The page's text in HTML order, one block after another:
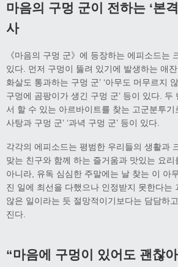
마음의 구멍 군이 전하는 ‘본
사
《마음의 구멍 군》에 등장하는 에피소드는
있다. 먼저 구멍이 뚫려 있기에 발생하는 애
화살도 통과하는 구멍 군’ ‘아무도 머무르지
구멍에 곰팡이가 생긴 구멍 군’ 등이 있다. 두
서 할 수 있는 아르바이트를 찾는 고군분투기
사탕과 구멍 군’ ‘과녁 구멍 군’ 등이 있다.
각각의 에피소드는 평범한 우리들의 생활과
맞는 친구와 함께 하는 즐거움과 맛있는 요
아니라, 유독 심심한 주말에는 날 찾는 이 아
진 일에 최선을 다했으나 인정받지 못한다는
않은 일이라는 듯 절망적이기보다는 담담하
진다.
“마음에 구멍이 있어도 괜찮아